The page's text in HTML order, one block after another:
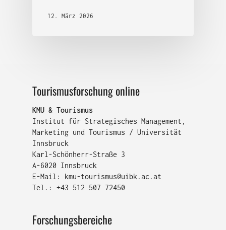
12. März 2026
Tourismusforschung online
KMU & Tourismus
Institut für Strategisches Management,
Marketing und Tourismus / Universität
Innsbruck
Karl-Schönherr-Straße 3
A-6020 Innsbruck
E-Mail: kmu-tourismus@uibk.ac.at
Tel.: +43 512 507 72450
Forschungsbereiche